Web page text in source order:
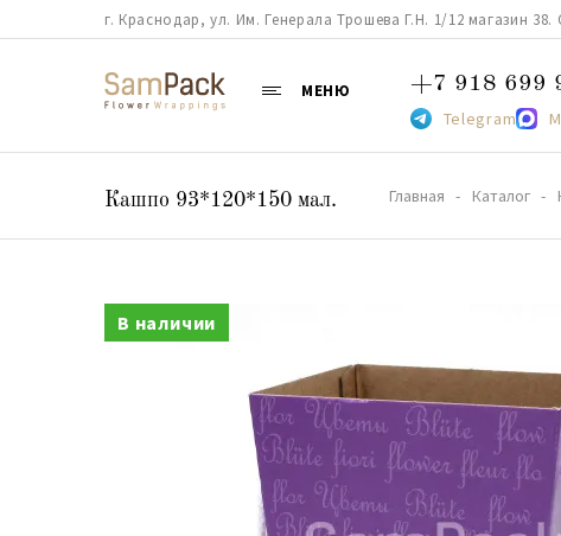
г. Краснодар, ул. Им. Генерала Трошева Г.Н. 1/12 магазин
МЕНЮ +7 918 699
Telegram
Кашпо 93*120*150 мал. Главная Каталог
В наличии